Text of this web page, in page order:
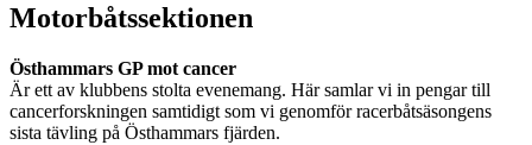
Motorbåtssektionen
Östhammars GP mot cancer
Är ett av klubbens stolta evenemang. Här samlar vi in pengar till
cancerforskningen samtidigt som vi genomför racerbåtsäsongens
sista tävling på Östhammars fjärden.